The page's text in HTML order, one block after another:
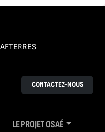
AFTERRES
CONTACTEZ-NOUS
LE PROJET OSAÉ